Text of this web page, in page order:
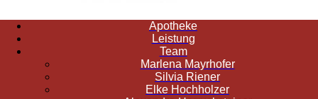
Apotheke
Leistung
Team
Marlena Mayrhofer
Silvia Riener
Elke Hochholzer